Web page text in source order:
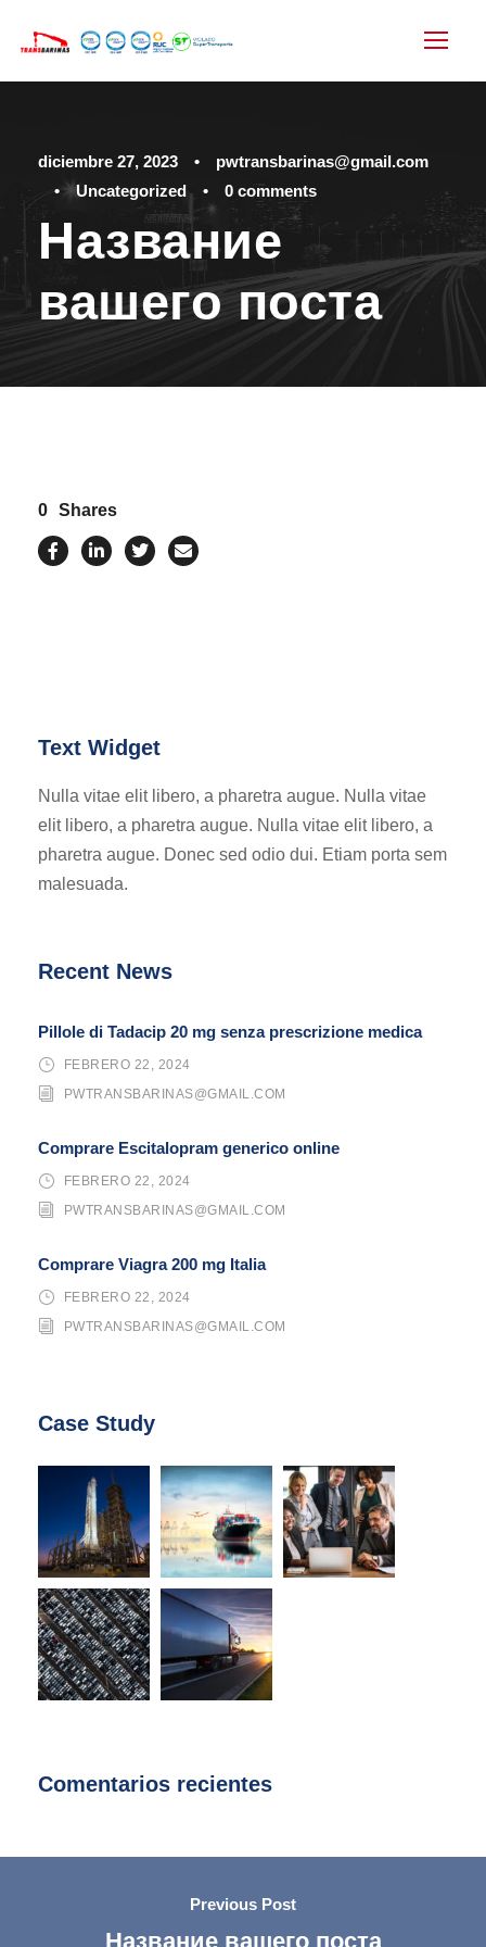
diciembre 27, 2023 •
pwtransbarinas@gmail.com
•
Uncategorized • 0 comments
Название
вашего поста
0 Shares
Text Widget
Nulla vitae elit libero, a pharetra augue. Nulla vitae
elit libero, a pharetra augue. Nulla vitae elit libero, a
pharetra augue. Donec sed odio dui. Etiam porta sem
malesuada.
Recent News
Pillole di Tadacip 20 mg senza prescrizione medica
FEBRERO 22, 2024
PWTRANSBARINAS@GMAIL.COM
Comprare Escitalopram generico online
FEBRERO 22, 2024
PWTRANSBARINAS@GMAIL.COM
Comprare Viagra 200 mg Italia
FEBRERO 22, 2024
PWTRANSBARINAS@GMAIL.COM
Case Study
Comentarios recientes
Previous Post
Название вашего поста